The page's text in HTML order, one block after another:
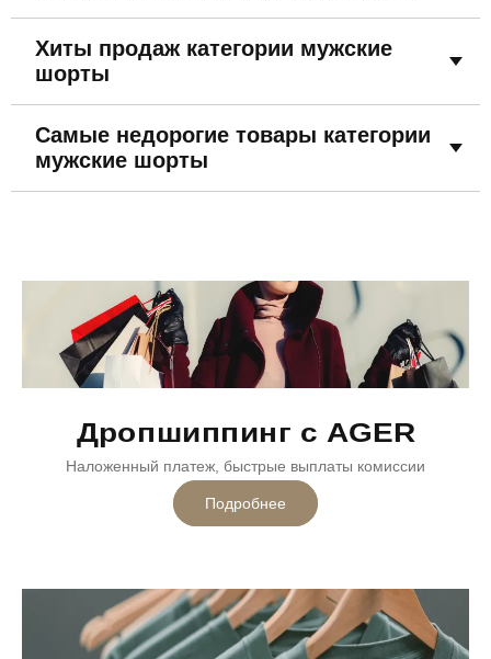
Хиты продаж категории мужские
шорты
Самые недорогие товары категории
мужские шорты
Дропшиппинг с AGER
Наложенный платеж, быстрые выплаты комиссии
Подробнее